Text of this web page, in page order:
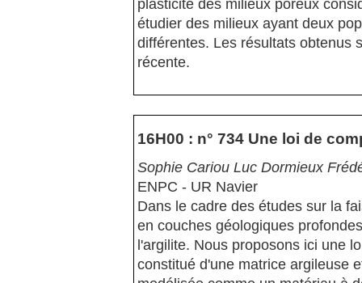
plasticité des milieux poreux
étudier des milieux ayant deux
différentes. Les résultats obtenus
récente.
16H00 : n° 734 Une loi de
Sophie Cariou Luc Dormieux
ENPC - UR Navier
Dans le cadre des études sur la
en couches géologiques
l'argilite. Nous proposons ici une
constitué d'une matrice argileuse